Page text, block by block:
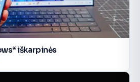
iškarpinės